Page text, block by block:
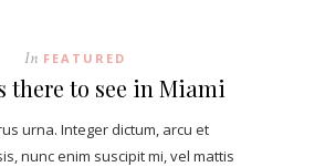
In FEATURED
there to see in Miami
urna. Integer dictum, arcu et
nunc enim suscipit mi, vel mattis